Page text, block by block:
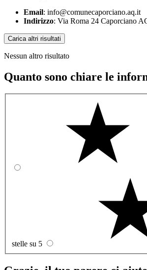
Email: info@comunecaporciano.aq.it
Indirizzo: Via Roma 24 Caporciano
Carica altri risultati
Nessun altro risultato
Quanto sono chiare le
stelle su 5